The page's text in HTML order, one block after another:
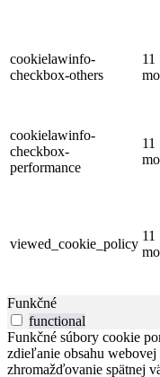
cookielawinfo-
checkbox-others
11
cookielawinfo-
checkbox-
performance
11
viewed_cookie_policy
11
Funkčné
functional
Funkčné súbory cookie
zdieľanie obsahu
zhromažďovanie spätnej